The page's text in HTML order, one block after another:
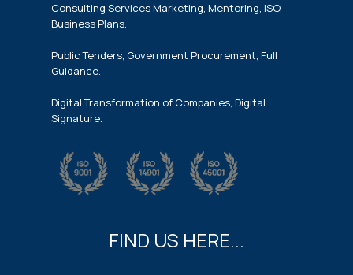
Consulting Services Marketing, Mentoring, ISO,
Business Plans.
Public Tenders, Government Procurement, Full
Guidance.
Digital Transformation of Companies, Digital
Signature.
FIND US HERE...